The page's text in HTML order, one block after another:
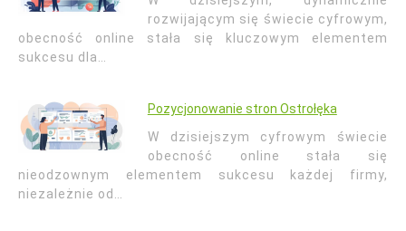
rozwijającym się świecie cyfrowym,
obecność online stała się kluczowym elementem
sukcesu dla…
Pozycjonowanie stron Ostrołęka
W dzisiejszym cyfrowym świecie
obecność online stała się
nieodzownym elementem sukcesu każdej firmy,
niezależnie od…